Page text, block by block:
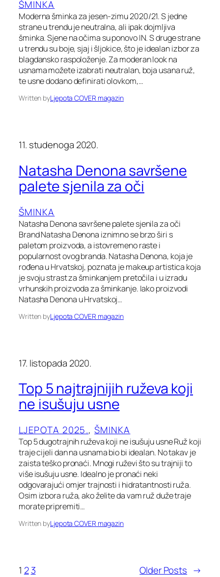
ŠMINKA
Moderna šminka za jesen-zimu 2020/21. S jedne
strane u trendu je neutralna, ali ipak dojmljiva
šminka. Sjene na očima su ponovo IN. S druge strane
u trendu su boje, sjaj i šljokice, što je idealan izbor za
blagdansko raspoloženje. Za moderan look na
usnama možete izabrati neutralan, boja usana ruž,
te usne dodano definirati olovkom,…
Written byLjepota COVER magazin
11. studenoga 2020.
Natasha Denona savršene
palete sjenila za oči
ŠMINKA
Natasha Denona savršene palete sjenila za oči
Brand Natasha Denona iznimno se brzo širi s
paletom proizvoda, a istovremeno raste i
popularnost ovog branda. Natasha Denona, koja je
rođena u Hrvatskoj, poznata je makeup artistica koja
je svoju strast za šminkanjem pretočila i u izradu
vrhunskih proizvoda za šminkanje. Iako proizvodi
Natasha Denona u Hrvatskoj…
Written byLjepota COVER magazin
17. listopada 2020.
Top 5 najtrajnijih ruževa koji
ne isušuju usne
LJEPOTA 2025., ŠMINKA
Top 5 dugotrajnih ruževa koji ne isušuju usne Ruž koji
traje cijeli dan na usnama bio bi idealan. No takav je
zaista teško pronaći. Mnogi ruževi što su trajniji to
više isušuju usne. Idealno je pronaći neki
odgovarajući omjer trajnosti i hidratantnosti ruža.
Osim izbora ruža, ako želite da vam ruž duže traje
morate pripremiti…
Written byLjepota COVER magazin
1 2 3 Older Posts →